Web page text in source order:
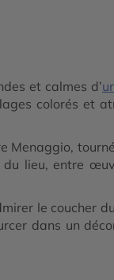
et calmes d’
colorés et
Menaggio,
lieu, entre
le coucher
dans un